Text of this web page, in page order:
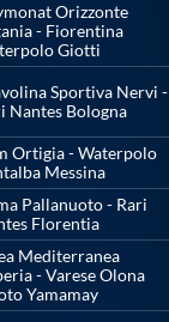
Orizzonte
- Fiorentina
Giotti
Sportiva Nervi -
Nantes Bologna
Ortigia - Waterpolo
Messina
Pallanuoto - Rari
Florentia
Mediterranea
- Varese Olona
Yamamay